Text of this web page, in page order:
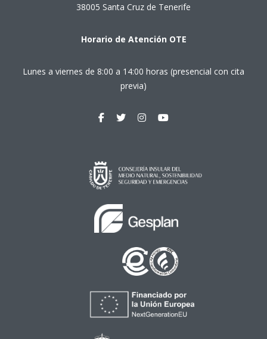
38005 Santa Cruz de Tenerife
Horario de Atención OTE
Lunes a viernes de 8:00 a 14:00 horas (presencial con cita
previa)